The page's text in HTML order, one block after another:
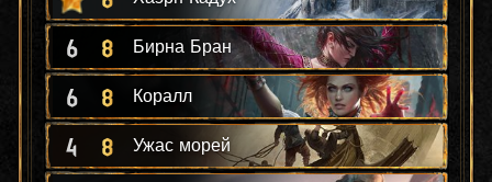
6 8 Бирна Бран
6 8 Коралл
4 8 Ужас морей